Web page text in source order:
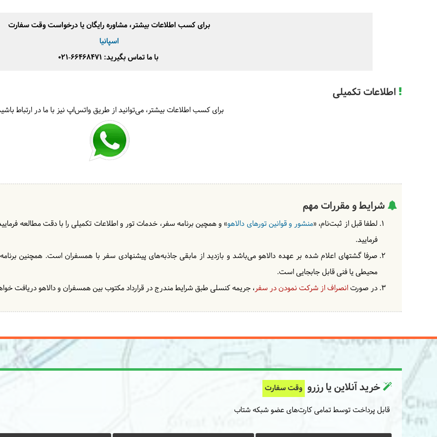
برای کسب اطلاعات بیشتر، مشاوره رایگان یا درخواست وقت سفارت
اسپانیا
با ما تماس بگیرید: 66468471-021
اطلاعات تکمیلی
برای کسب اطلاعات بیشتر، می‌توانید از طریق واتس‌اپ نیز با ما در ارتباط
شرایط و مقررات مهم
لطفا قبل از ثبت‌نام، «منشور و قوانین تورهای دالاهو» و همچین برنامه سفر، خدمات تور و اطلاعات تکمیلی را با دقت مطالعه
فرمایید.
صرفا گشتهای اعلام شده بر عهده دالاهو می‌باشد و بازدید از مابقی جاذبه‌های پیشنهادی سفر با همسفران است. همچنین
محیطی یا فنی قابل جابجایی است.
در صورتانصراف از شرکت نمودن در سفر، جریمه کنسلی طبق شرایط مندرج در قرارداد مکتوب بین همسفران و دالاهو دریافت
خرید آنلاین یا رزرو وقت سفارت
قابل پرداخت توسط تمامی کارت‌های عضو شبکه شتاب